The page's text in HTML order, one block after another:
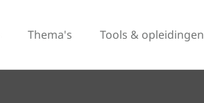
Thema's Tools & opleidingen